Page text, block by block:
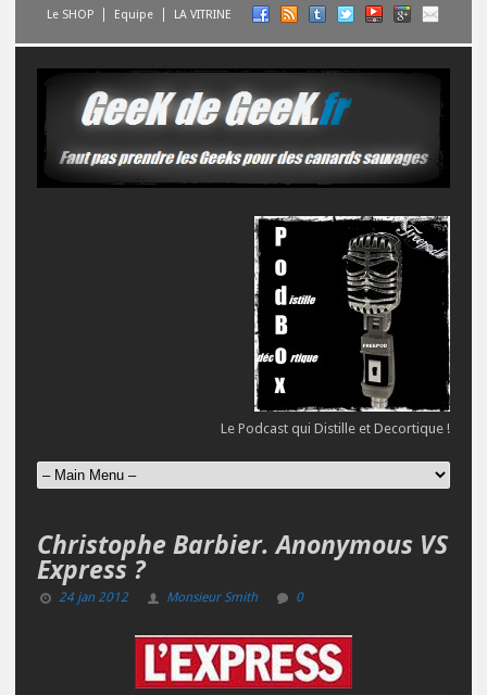
Le SHOP Equipe LA VITRINE
Le Podcast qui Distille et Decortique !
Christophe Barbier. Anonymous VS
Express ?
24 jan 2012 Monsieur Smith 0